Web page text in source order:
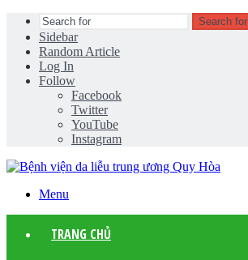
Search for
Sidebar
Random Article
Log In
Follow
Facebook
Twitter
YouTube
Instagram
Menu
TRANG CHỦ